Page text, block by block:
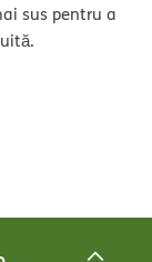
sus pentru a